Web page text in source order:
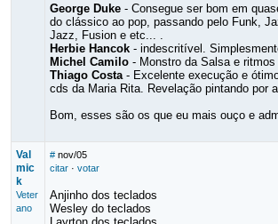
George Duke - Consegue ser bom em
do clássico ao pop, passando pelo Funk,
Jazz, Fusion e etc... .
Herbie Hancok - indescritível.
Michel Camilo - Monstro da Salsa e ritmos
Thiago Costa - Excelente execução e
cds da Maria Rita. Revelação pintando por
Bom, esses são os que eu mais ouço e
Val
mic
k
Veter
ano
# nov/05
citar· votar
Anjinho dos teclados
Wesley do teclados